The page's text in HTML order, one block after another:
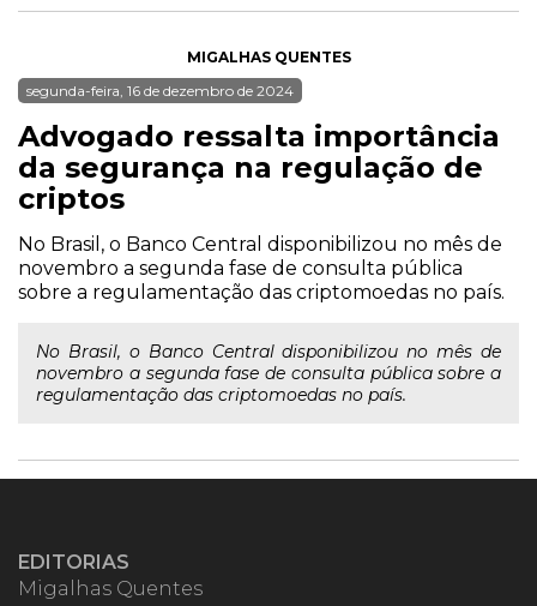
MIGALHAS QUENTES
segunda-feira, 16 de dezembro de 2024
Advogado ressalta importância
da segurança na regulação de
criptos
No Brasil, o Banco Central disponibilizou no mês de
novembro a segunda fase de consulta pública
sobre a regulamentação das criptomoedas no país.
No Brasil, o Banco Central disponibilizou no mês de
novembro a segunda fase de consulta pública sobre a
regulamentação das criptomoedas no país.
EDITORIAS
Migalhas Quentes